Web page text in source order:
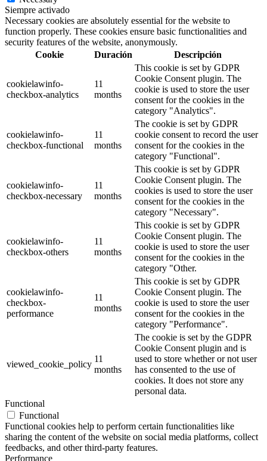
Siempre activado
Necessary cookies are absolutely essential for the website to
function properly. These cookies ensure basic functionalities and
security features of the website, anonymously.
Cookie
Duración Descripción
cookielawinfo-
checkbox-analytics
11
months
This cookie is set by GDPR
Cookie Consent plugin. The
cookie is used to store the user
consent for the cookies in the
category "Analytics".
cookielawinfo-
checkbox-functional
11
months
The cookie is set by GDPR
cookie consent to record the user
consent for the cookies in the
category "Functional".
cookielawinfo-
checkbox-necessary
11
months
This cookie is set by GDPR
Cookie Consent plugin. The
cookies is used to store the user
consent for the cookies in the
category "Necessary".
cookielawinfo-
checkbox-others
11
months
This cookie is set by GDPR
Cookie Consent plugin. The
cookie is used to store the user
consent for the cookies in the
category "Other.
cookielawinfo-
checkbox-
performance
11
months
This cookie is set by GDPR
Cookie Consent plugin. The
cookie is used to store the user
consent for the cookies in the
category "Performance".
viewed_cookie_policy
11
months
The cookie is set by the GDPR
Cookie Consent plugin and is
used to store whether or not user
has consented to the use of
cookies. It does not store any
personal data.
Functional
Functional
Functional cookies help to perform certain functionalities like
sharing the content of the website on social media platforms, collect
feedbacks, and other third-party features.
Performance